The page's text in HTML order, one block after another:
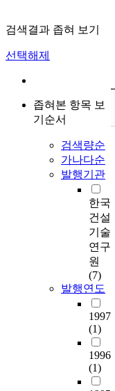
검색결과 좁혀 보기
선택해제
좁혀본 항목 보
기순서
검색량순
가나다순
발행기관
한국
건설
기술
연구
원
(7)
발행연도
1997
(1)
1996
(1)